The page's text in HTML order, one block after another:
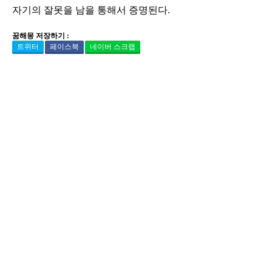
자기의 잘못을 남을 통해서 증명된다.
꿈해몽 저장하기 :
트위터
페이스북 네이버 스크랩